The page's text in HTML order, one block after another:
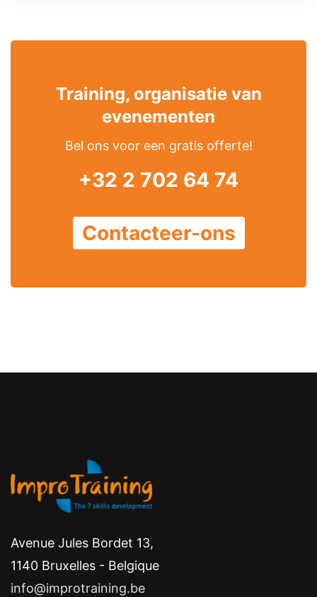
Training, organisatie van
evenementen
Bel ons voor een gratis offerte!
+32 2 702 64 74
Contacteer-ons
Avenue Jules Bordet 13,
1140 Bruxelles - Belgique
info@improtraining.be